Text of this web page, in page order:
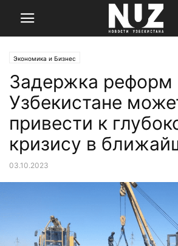
Экономика и Бизнес
Задержка реформ
Узбекистане
привести к
кризису в
03.10.2023